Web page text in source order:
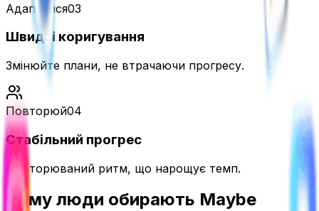
Адаптуйся03
Швидкі коригування
Змінюйте плани, не втрачаючи прогресу.
Повторюй04
Стабільний прогрес
Повторюваний ритм, що нарощує темп.
Чому люди обирають Maybe